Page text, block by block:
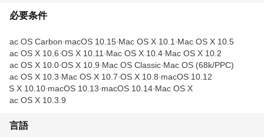
必要条件
Mac OS Carbon macOS 10.15 Mac OS X 10.1 Mac OS X 10.5
Mac OS X 10.6 OS X 10.11 Mac OS X 10.4 Mac OS X 10.2
Mac OS X 10.0 OS X 10.9 Mac OS Classic Mac OS (68k/PPC)
Mac OS X 10.3 Mac OS X 10.7 OS X 10.8 macOS 10.12
OS X 10.10 macOS 10.13 macOS 10.14 Mac OS X
Mac OS X 10.3.9
言語